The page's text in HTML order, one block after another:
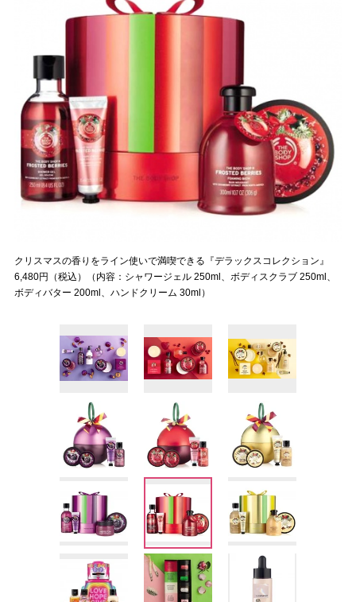
クリスマスの香りをライン使いで満喫できる『デラックスコレクション』
6,480円（税込）（内容：シャワージェル 250ml、ボディスクラブ 250ml、
ボディバター 200ml、ハンドクリーム 30ml）